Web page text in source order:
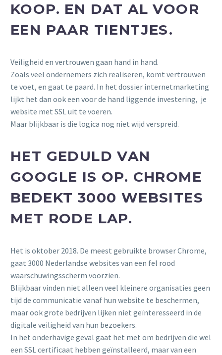
KOOP. EN DAT AL VOOR
EEN PAAR TIENTJES.
Veiligheid en vertrouwen gaan hand in hand.
Zoals veel ondernemers zich realiseren, komt vertrouwen
te voet, en gaat te paard. In het dossier internetmarketing
lijkt het dan ook een voor de hand liggende investering, je
website met SSL uit te voeren.
Maar blijkbaar is die logica nog niet wijd verspreid.
HET GEDULD VAN
GOOGLE IS OP. CHROME
BEDEKT 3000 WEBSITES
MET RODE LAP.
Het is oktober 2018. De meest gebruikte browser Chrome,
gaat 3000 Nederlandse websites van een fel rood
waarschuwingsscherm voorzien.
Blijkbaar vinden niet alleen veel kleinere organisaties geen
tijd de communicatie vanaf hun website te beschermen,
maar ook grote bedrijven lijken niet geïnteresseerd in de
digitale veiligheid van hun bezoekers.
In het onderhavige geval gaat het met om bedrijven die wel
een SSL certificaat hebben geïnstalleerd, maar van een